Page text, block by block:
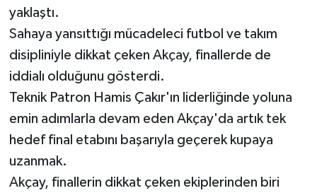
yaklaştı.
Sahaya yansıttığı mücadeleci futbol ve takım
disipliniyle dikkat çeken Akçay, finallerde de
iddialı olduğunu gösterdi.
Teknik Patron Hamis Çakır'ın liderliğinde yoluna
emin adımlarla devam eden Akçay'da artık tek
hedef final etabını başarıyla geçerek kupaya
uzanmak.
Akçay, finallerin dikkat çeken ekiplerinden biri